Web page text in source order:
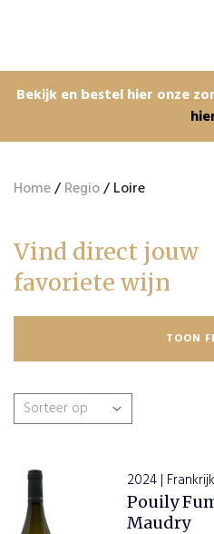
Bekijk en bestel hier onze
Home/Regio/ Loire
Vind direct jouw
favoriete wijn
TOON
Zoeken
Wijnsoort
Wijnhuizen
2024 | Frankrijk
Pouily
Maudry